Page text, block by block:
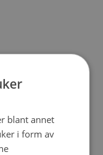
blant annet
i form av